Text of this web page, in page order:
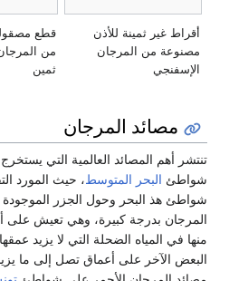
أقراط غير ثمينة للأذن
مصنوعة من المرجان
الإسفنجي
قطع
من
ثمين
مصائد المرجان
تنتشر أهم المصائد العالمية التي
شواطئ البحر المتوسط، حيث المورد
شواطئ هذ البحر وحول الجزر
المرجان بدرجة كبيرة، وهي تعيش على
البعض الآخر على أعماق تصل إلى ما يزيد عن